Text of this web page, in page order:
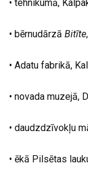
• tehnikumā,
• bērnudārzā Bitīte
• Adatu fabrikā,
• novada muzejā,
• daudzdzīvokļu
• ēkā Pilsētas